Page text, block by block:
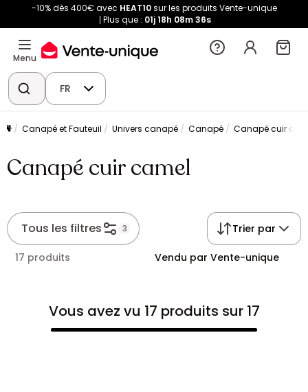
-10% dès 400€ avec HEAT10sur les produits Vente-unique
Plus que : 01j18h 08m35s
Menu
FR
Canapé et Fauteuil Univers canapé Canapé Canapé cuir
Canapé cuir camel
Tous les filtres 3 Trier par
17 produits Vendu par Vente-unique
Vous avez vu 17 produits sur 17